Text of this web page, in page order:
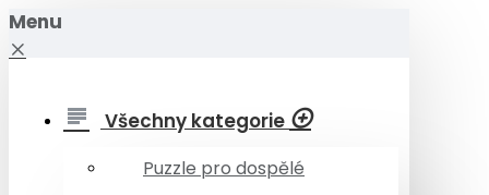
Menu
Všechny kategorie
Puzzle pro dospělé